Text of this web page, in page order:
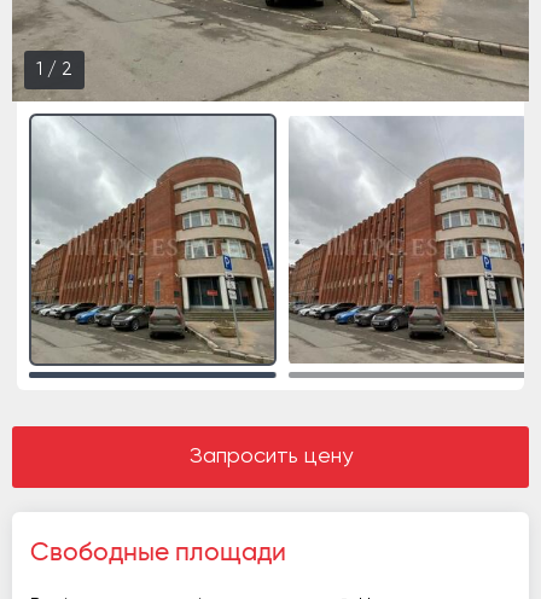
2 /2
Запросить цену
Свободные площади